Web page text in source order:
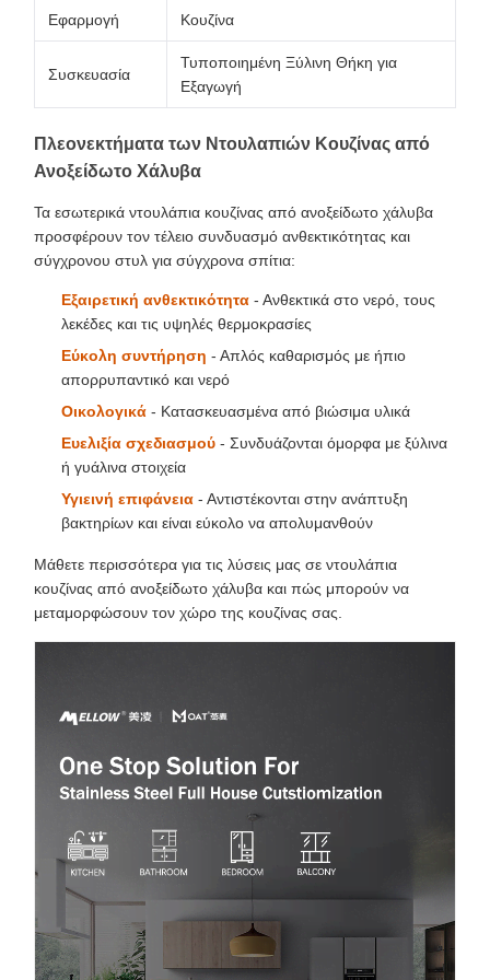
Εφαρμογή Κουζίνα
Συσκευασία
Τυποποιημένη Ξύλινη Θήκη για
Εξαγωγή
Πλεονεκτήματα των Ντουλαπιών Κουζίνας από
Ανοξείδωτο Χάλυβα
Τα εσωτερικά ντουλάπια κουζίνας από ανοξείδωτο χάλυβα
προσφέρουν τον τέλειο συνδυασμό ανθεκτικότητας και
σύγχρονου στυλ για σύγχρονα σπίτια:
Εξαιρετική ανθεκτικότητα - Ανθεκτικά στο νερό, τους
λεκέδες και τις υψηλές θερμοκρασίες
Εύκολη συντήρηση - Απλός καθαρισμός με ήπιο
απορρυπαντικό και νερό
Οικολογικά - Κατασκευασμένα από βιώσιμα υλικά
Ευελιξία σχεδιασμού - Συνδυάζονται όμορφα με ξύλινα
ή γυάλινα στοιχεία
Υγιεινή επιφάνεια - Αντιστέκονται στην ανάπτυξη
βακτηρίων και είναι εύκολο να απολυμανθούν
Μάθετε περισσότερα για τις λύσεις μας σε ντουλάπια
κουζίνας από ανοξείδωτο χάλυβα και πώς μπορούν να
μεταμορφώσουν τον χώρο της κουζίνας σας.